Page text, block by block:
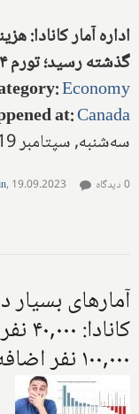
گذشته رسید؛ تورم ۴% شد، آیا بهره باز بالا می‌رود؟
:Economy
at:Canada
سه‌شنبه, سپتامبر 19, 2023 - 19:15
, 19.09.2023 0 دیدگاه
آمارهای
۱۰۰,۰۰۰ نفر اضافه شد!